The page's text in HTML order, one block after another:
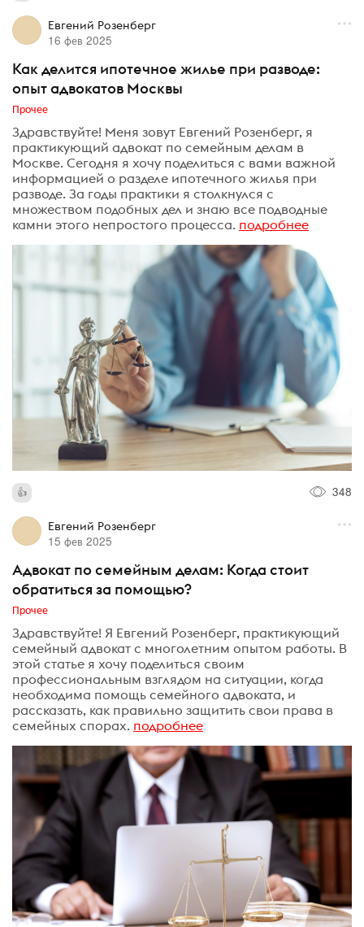
Евгений Розенберг
16 фев 2025
Как делится ипотечное жилье при разводе:
опыт адвокатов Москвы
Прочее
Здравствуйте! Меня зовут Евгений Розенберг, я
практикующий адвокат по семейным делам в
Москве. Сегодня я хочу поделиться с вами важной
информацией о разделе ипотечного жилья при
разводе. За годы практики я столкнулся с
множеством подобных дел и знаю все подводные
камни этого непростого процесса. подробнее
348
Евгений Розенберг
15 фев 2025
Адвокат по семейным делам: Когда стоит
обратиться за помощью?
Прочее
Здравствуйте! Я Евгений Розенберг, практикующий
семейный адвокат с многолетним опытом работы. В
этой статье я хочу поделиться своим
профессиональным взглядом на ситуации, когда
необходима помощь семейного адвоката, и
рассказать, как правильно защитить свои права в
семейных спорах. подробнее